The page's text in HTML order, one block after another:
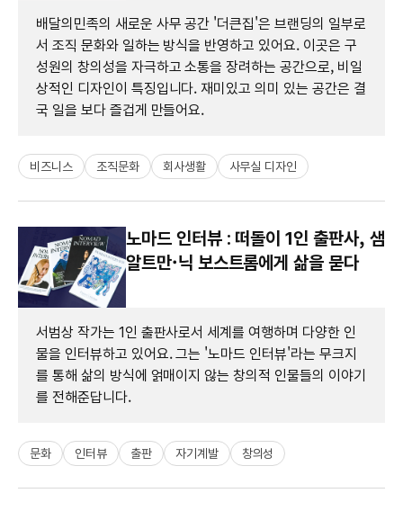
배달의민족의 새로운 사무 공간 '더큰집'은 브랜딩의 일부로
서 조직 문화와 일하는 방식을 반영하고 있어요. 이곳은 구
성원의 창의성을 자극하고 소통을 장려하는 공간으로, 비일
상적인 디자인이 특징입니다. 재미있고 의미 있는 공간은 결
국 일을 보다 즐겁게 만들어요.
비즈니스 조직문화 회사생활 사무실 디자인
노마드 인터뷰 : 떠돌이 1인 출판사, 샘
알트만·닉 보스트롬에게 삶을 묻다
서범상 작가는 1인 출판사로서 세계를 여행하며 다양한 인
물을 인터뷰하고 있어요. 그는 '노마드 인터뷰'라는 무크지
를 통해 삶의 방식에 얽매이지 않는 창의적 인물들의 이야기
를 전해준답니다.
문화 인터뷰 출판 자기계발 창의성